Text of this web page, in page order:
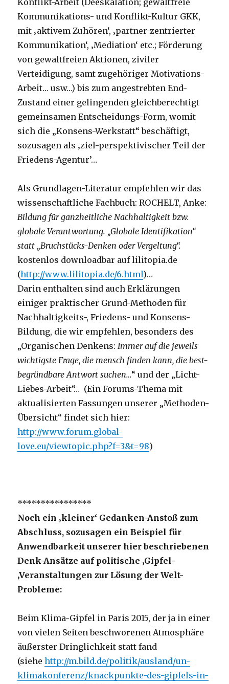
Konflikt-Arbeit (Deeskalation; gewaltfreie
Kommunikations- und Konflikt-Kultur GKK,
mit ‚aktivem Zuhören‘, ‚partner-zentrierter
Kommunikation‘, ‚Mediation‘ etc.; Förderung
von gewaltfreien Aktionen, ziviler
Verteidigung, samt zugehöriger Motivations-
Arbeit… usw…) bis zum angestrebten End-
Zustand einer gelingenden gleichberechtigt
gemeinsamen Entscheidungs-Form, womit
sich die „Konsens-Werkstatt“ beschäftigt,
sozusagen als ‚ziel-perspektivischer Teil der
Friedens-Agentur’…
Als Grundlagen-Literatur empfehlen wir das
wissenschaftliche Fachbuch: ROCHELT, Anke:
Bildung für ganzheitliche Nachhaltigkeit bzw.
globale Verantwortung. „Globale Identifikation“
statt „Bruchstücks-Denken oder Vergeltung“.
kostenlos downloadbar auf lilitopia.de
(http://www.lilitopia.de/6.html)…
Darin enthalten sind auch Erklärungen
einiger praktischer Grund-Methoden für
Nachhaltigkeits-, Friedens- und Konsens-
Bildung, die wir empfehlen, besonders des
„Organischen Denkens:Immer auf die jeweils
wichtigste Frage, die mensch finden kann, die best-
begründbare Antwort suchen…“ und der „Licht-
Liebes-Arbeit“… (Ein Forums-Thema mit
aktualisierten Fassungen unserer „Methoden-
Übersicht“ findet sich hier:
http://www.forum.global-
love.eu/viewtopic.php?f=3&t=98)
****************
Noch ein ‚kleiner‘ Gedanken-Anstoß zum
Abschluss, sozusagen ein Beispiel für
Anwendbarkeit unserer hier beschriebenen
Denk-Ansätze auf politische ‚Gipfel-
‚Veranstaltungen zur Lösung der Welt-
Probleme:
Beim Klima-Gipfel in Paris 2015, der ja in einer
von vielen Seiten beschworenen Atmosphäre
äußerster Dringlichkeit statt fand
(siehehttp://m.bild.de/politik/ausland/un-
klimakonferenz/knackpunkte-des-gipfels-in-